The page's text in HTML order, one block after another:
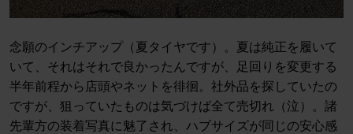
念願のインチアップ（夏タイヤです）。夏は純正を履いて
いて、それはそれで良かったんですが、足回りを変更する
半年前程から店頭やネットを徘徊。社外品を探していたの
ですが、狙っていたものは気づけば全て売切れ（泣）。諸
先輩方の装着写真に魅了され、ハブサイズが同じの安心感